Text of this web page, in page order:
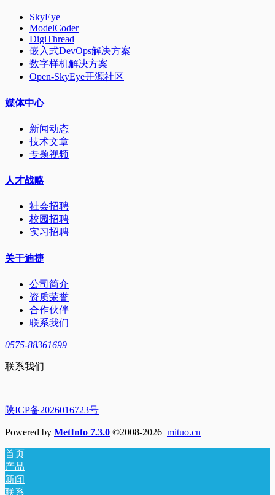
SkyEye
ModelCoder
DigiThread
嵌入式DevOps解决方案
数字样机解决方案
Open-SkyEye开源社区
媒体中心
新闻动态
技术文章
专题视频
人才战略
社会招聘
校园招聘
实习招聘
关于迪捷
公司简介
资质荣誉
合作伙伴
联系我们
0575-88361699
联系我们
陕ICP备2026016723号
Powered by MetInfo 7.3.0 ©2008-2026 mituo.cn
首页
产品
新闻
联系